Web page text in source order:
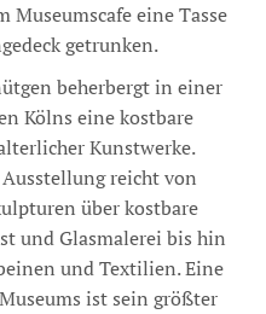
Museumscafe eine Tasse
getrunken.
beherbergt in einer
Kölns eine kostbare
Kunstwerke.
reicht von
über kostbare
und Glasmalerei bis hin
und Textilien. Eine
ist sein größter